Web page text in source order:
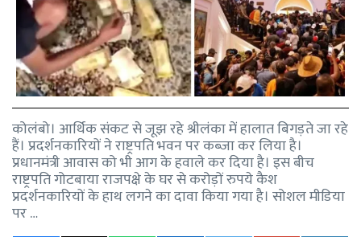
कोलंबो। आर्थिक संकट से जूझ रहे श्रीलंका में हालात बिगड़ते जा रहे
हैं। प्रदर्शनकारियों ने राष्ट्रपति भवन पर कब्जा कर लिया है।
प्रधानमंत्री आवास को भी आग के हवाले कर दिया है। इस बीच
राष्ट्रपति गोटबाया राजपक्षे के घर से करोड़ों रुपये कैश
प्रदर्शनकारियों के हाथ लगने का दावा किया गया है। सोशल मीडिया
पर …